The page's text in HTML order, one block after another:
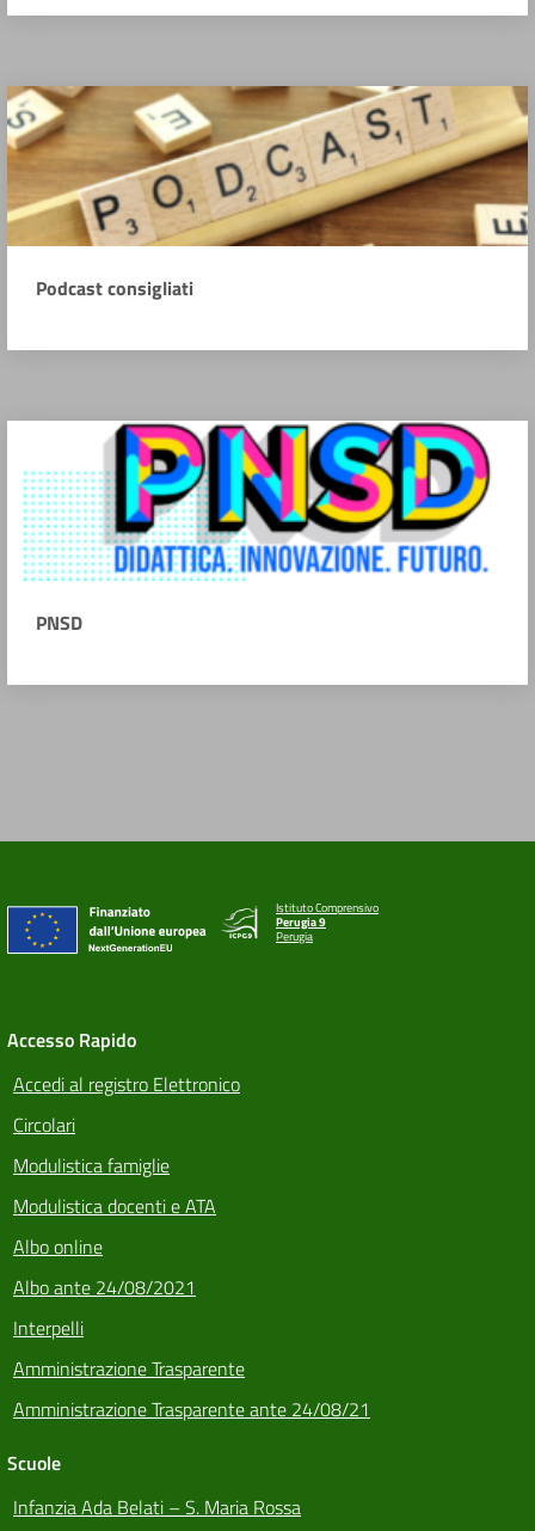
Podcast consigliati
PNSD
Istituto Comprensivo
Perugia 9
Perugia
Accesso Rapido
Accedi al registro Elettronico
Circolari
Modulistica famiglie
Modulistica docenti e ATA
Albo online
Albo ante 24/08/2021
Interpelli
Amministrazione Trasparente
Amministrazione Trasparente ante 24/08/21
Scuole
Infanzia Ada Belati – S. Maria Rossa